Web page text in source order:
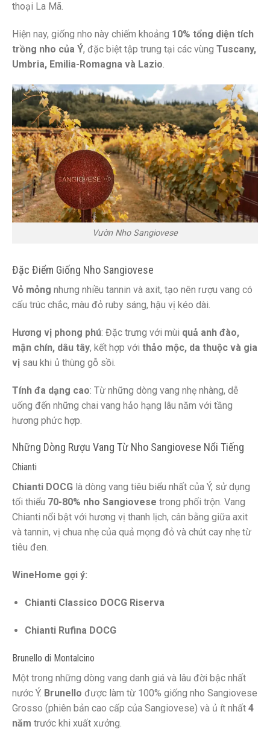
thoại La Mã.
Hiện nay, giống nho này chiếm khoảng 10% tổng diện tích
trồng nho của Ý, đặc biệt tập trung tại các vùng Tuscany,
Umbria, Emilia-Romagna và Lazio.
Vườn Nho Sangiovese
Đặc Điểm Giống Nho Sangiovese
Vỏ mỏng nhưng nhiều tannin và axit, tạo nên rượu vang có
cấu trúc chắc, màu đỏ ruby sáng, hậu vị kéo dài.
Hương vị phong phú: Đặc trưng với mùi quả anh đào,
mận chín, dâu tây, kết hợp với thảo mộc, da thuộc và gia
vị sau khi ủ thùng gỗ sồi.
Tính đa dạng cao: Từ những dòng vang nhẹ nhàng, dễ
uống đến những chai vang hảo hạng lâu năm với tầng
hương phức hợp.
Những Dòng Rượu Vang Từ Nho Sangiovese Nổi Tiếng
Chianti
Chianti DOCG là dòng vang tiêu biểu nhất của Ý, sử dụng
tối thiểu 70-80% nho Sangiovese trong phối trộn. Vang
Chianti nổi bật với hương vị thanh lịch, cân bằng giữa axit
và tannin, vị chua nhẹ của quả mọng đỏ và chút cay nhẹ từ
tiêu đen.
WineHome gợi ý:
Chianti Classico DOCG Riserva
Chianti Rufina DOCG
Brunello di Montalcino
Một trong những dòng vang danh giá và lâu đời bậc nhất
nước Ý. Brunello được làm từ 100% giống nho Sangiovese
Grosso (phiên bản cao cấp của Sangiovese) và ủ ít nhất 4
năm trước khi xuất xưởng.